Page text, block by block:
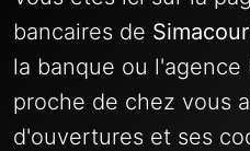
bancaires de
la banque ou l'agence
proche de chez vous
d'ouvertures et ses